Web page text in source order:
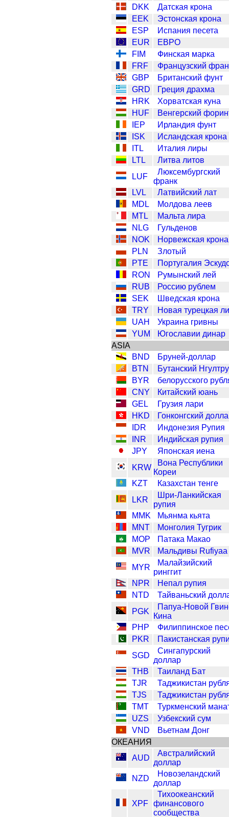
DKK
Датская крона
EEK
Эстонская крона
ESP
Испания песета
EUR
ЕВРО
FIM
Финская марка
FRF
Французский
GBP
Британский фунт
GRD
Греция драхма
HRK
Хорватская куна
HUF
Венгерский
IEP
Ирландия фунт
ISK
Исландская крона
ITL
Италия лиры
LTL
Литва литов
LUF
Люксембургский
франк
LVL
Латвийский лат
MDL
Молдова леев
MTL
Мальта лира
NLG
Гульденов
NOK
Норвежская крона
PLN
Злотый
PTE
Португалия
RON
Румынский лей
RUB
Россию рублем
SEK
Шведская крона
TRY
Новая турецкая
UAH
Украина гривны
YUM
Югославии динар
ASIA
BND
Бруней-доллар
BTN
Бутанский
BYR
белорусского
CNY
Китайский юань
GEL
Грузия лари
HKD
Гонконгский
IDR
Индонезия Рупия
INR
Индийская рупия
JPY
Японская иена
KRW
Вона Республики
Кореи
KZT
Казахстан тенге
LKR
Шри-Ланкийская
рупия
MMK
Мьянма кьята
MNT
Монголия Тугрик
MOP
Патака Макао
MVR
Мальдивы Rufiyaa
MYR
Малайзийский
ринггит
NPR
Непал рупия
NTD
Тайваньский
PGK
Папуа-Новой
Кина
PHP
Филиппинское
PKR
Пакистанская
SGD
Сингапурский
доллар
THB
Таиланд Бат
TJR
Таджикистан
TJS
Таджикистан
TMT
Туркменский
UZS
Узбекский сум
VND
Вьетнам Донг
ОКЕАНИЯ
AUD
Австралийский
доллар
NZD
Новозеландский
доллар
XPF
Тихоокеанский
финансового
сообщества